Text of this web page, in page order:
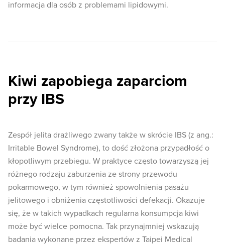
informacja dla osób z problemami lipidowymi.
Kiwi zapobiega zaparciom
przy IBS
Zespół jelita drażliwego zwany także w skrócie IBS (z ang.:
Irritable Bowel Syndrome), to dość złożona przypadłość o
kłopotliwym przebiegu. W praktyce często towarzyszą jej
różnego rodzaju zaburzenia ze strony przewodu
pokarmowego, w tym również spowolnienia pasażu
jelitowego i obniżenia częstotliwości defekacji. Okazuje
się, że w takich wypadkach regularna konsumpcja kiwi
może być wielce pomocna. Tak przynajmniej wskazują
badania wykonane przez ekspertów z Taipei Medical